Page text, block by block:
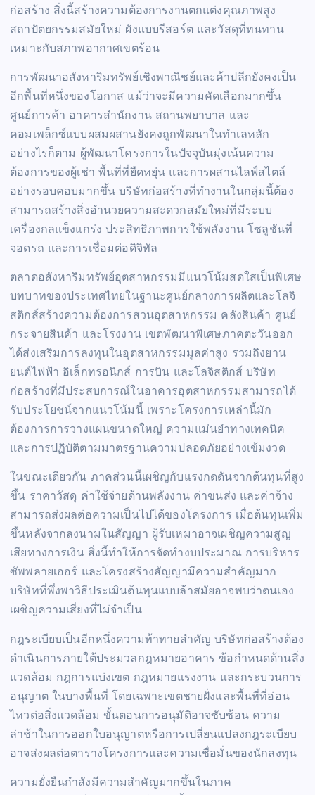
ก่อสร้าง สิ่งนี้สร้างความต้องการงานตกแต่งคุณภาพสูง
สถาปัตยกรรมสมัยใหม่ ผังแบบรีสอร์ต และวัสดุที่ทนทาน
เหมาะกับสภาพอากาศเขตร้อน
การพัฒนาอสังหาริมทรัพย์เชิงพาณิชย์และค้าปลีกยังคงเป็น
อีกพื้นที่หนึ่งของโอกาส แม้ว่าจะมีความคัดเลือกมากขึ้น
ศูนย์การค้า อาคารสำนักงาน สถานพยาบาล และ
คอมเพล็กซ์แบบผสมผสานยังคงถูกพัฒนาในทำเลหลัก
อย่างไรก็ตาม ผู้พัฒนาโครงการในปัจจุบันมุ่งเน้นความ
ต้องการของผู้เช่า พื้นที่ที่ยืดหยุ่น และการผสานไลฟ์สไตล์
อย่างรอบคอบมากขึ้น บริษัทก่อสร้างที่ทำงานในกลุ่มนี้ต้อง
สามารถสร้างสิ่งอำนวยความสะดวกสมัยใหม่ที่มีระบบ
เครื่องกลแข็งแกร่ง ประสิทธิภาพการใช้พลังงาน โซลูชันที่
จอดรถ และการเชื่อมต่อดิจิทัล
ตลาดอสังหาริมทรัพย์อุตสาหกรรมมีแนวโน้มสดใสเป็นพิเศษ
บทบาทของประเทศไทยในฐานะศูนย์กลางการผลิตและโลจิ
สติกส์สร้างความต้องการสวนอุตสาหกรรม คลังสินค้า ศูนย์
กระจายสินค้า และโรงงาน เขตพัฒนาพิเศษภาคตะวันออก
ได้ส่งเสริมการลงทุนในอุตสาหกรรมมูลค่าสูง รวมถึงยาน
ยนต์ไฟฟ้า อิเล็กทรอนิกส์ การบิน และโลจิสติกส์ บริษัท
ก่อสร้างที่มีประสบการณ์ในอาคารอุตสาหกรรมสามารถได้
รับประโยชน์จากแนวโน้มนี้ เพราะโครงการเหล่านี้มัก
ต้องการการวางแผนขนาดใหญ่ ความแม่นยำทางเทคนิค
และการปฏิบัติตามมาตรฐานความปลอดภัยอย่างเข้มงวด
ในขณะเดียวกัน ภาคส่วนนี้เผชิญกับแรงกดดันจากต้นทุนที่สูง
ขึ้น ราคาวัสดุ ค่าใช้จ่ายด้านพลังงาน ค่าขนส่ง และค่าจ้าง
สามารถส่งผลต่อความเป็นไปได้ของโครงการ เมื่อต้นทุนเพิ่ม
ขึ้นหลังจากลงนามในสัญญา ผู้รับเหมาอาจเผชิญความสูญ
เสียทางการเงิน สิ่งนี้ทำให้การจัดทำงบประมาณ การบริหาร
ซัพพลายเออร์ และโครงสร้างสัญญามีความสำคัญมาก
บริษัทที่พึ่งพาวิธีประเมินต้นทุนแบบล้าสมัยอาจพบว่าตนเอง
เผชิญความเสี่ยงที่ไม่จำเป็น
กฎระเบียบเป็นอีกหนึ่งความท้าทายสำคัญ บริษัทก่อสร้างต้อง
ดำเนินการภายใต้ประมวลกฎหมายอาคาร ข้อกำหนดด้านสิ่ง
แวดล้อม กฎการแบ่งเขต กฎหมายแรงงาน และกระบวนการ
อนุญาต ในบางพื้นที่ โดยเฉพาะเขตชายฝั่งและพื้นที่ที่อ่อน
ไหวต่อสิ่งแวดล้อม ขั้นตอนการอนุมัติอาจซับซ้อน ความ
ล่าช้าในการออกใบอนุญาตหรือการเปลี่ยนแปลงกฎระเบียบ
อาจส่งผลต่อตารางโครงการและความเชื่อมั่นของนักลงทุน
ความยั่งยืนกำลังมีความสำคัญมากขึ้นในภาค